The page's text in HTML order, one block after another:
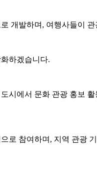
개발하며, 여행사들이
하겠습니다.
시에서 문화 관광 홍보
참여하며, 지역 관광